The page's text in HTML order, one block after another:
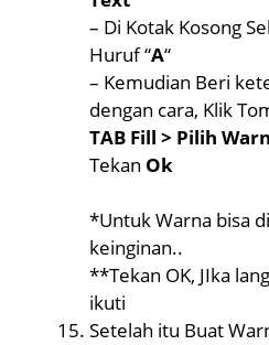
– Di Kotak Kosong
Huruf “A“
– Kemudian Beri
dengan cara, Klik
TAB Fill > Pilih
Tekan Ok
*Untuk Warna bisa
keinginan..
**Tekan OK, JIka
ikuti
Setelah itu Buat